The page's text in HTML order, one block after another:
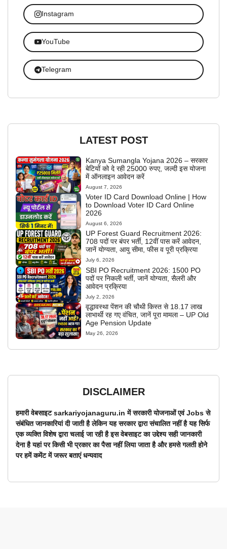
Instagram
YouTube
Telegram
LATEST POST
Kanya Sumangla Yojana 2026 – सरकार
बेटियों को दे रही 25000 रुपए, जल्दी इस योजना
में ऑनलाइन आवेदन करें
August 7, 2026
Voter ID Card Download Online | How
to Download Voter ID Card Online
2026
August 6, 2026
UP Forest Guard Recruitment 2026:
708 पदों पर बंपर भर्ती, 12वीं पास करें आवेदन,
जानें योग्यता, आयु सीमा, फीस व पूरी प्रक्रिया
July 6, 2026
SBI PO Recruitment 2026: 1500 PO
पदों पर निकली भर्ती, जानें योग्यता, सैलरी और
आवेदन प्रक्रिया
July 2, 2026
वृद्धावस्था पेंशन की चौथी किस्त से 18.17 लाख
लाभार्थी रह गए वंचित, जानें पूरा मामला – UP Old
Age Pension Update
May 26, 2026
DISCLAIMER
हमारी वेबसाइट sarkariyojanaguru.in में सरकारी योजनाओं एवं Jobs से
संबंधित जानकारियां दी जाती है लेकिन यह सरकार द्वारा संचालित नहीं है यह सिर्फ
एक व्यक्ति विशेष द्वारा चलाई जा रही है इस वेबसाइट का उद्देश्य सही जानकारी
देना है यहां पर किसी भी प्रकार का पैसा नहीं लिया जाता है और हमसे गलती होने
पर हमें कमेंट में जरूर बताएं धन्यवाद